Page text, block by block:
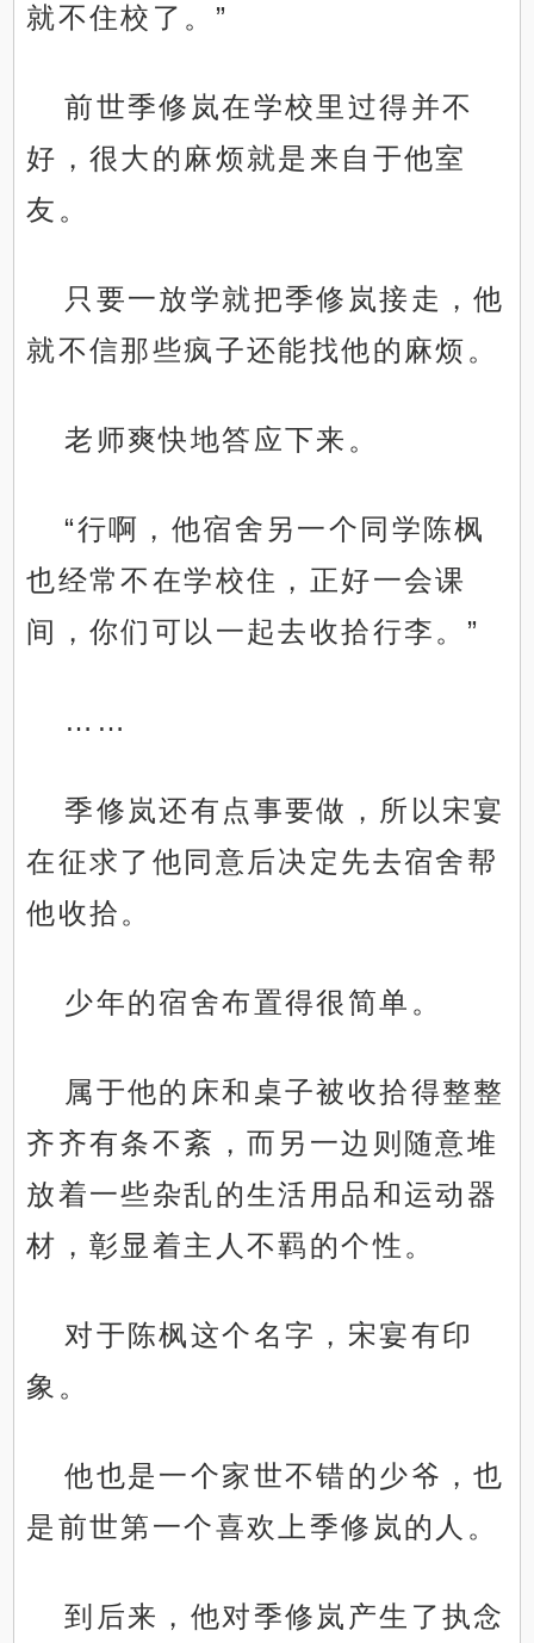
就不住校了。”
前世季修岚在学校里过得并不
好，很大的麻烦就是来自于他室
友。
只要一放学就把季修岚接走，他
就不信那些疯子还能找他的麻烦。
老师爽快地答应下来。
“行啊，他宿舍另一个同学陈枫
也经常不在学校住，正好一会课
间，你们可以一起去收拾行李。”
……
季修岚还有点事要做，所以宋宴
在征求了他同意后决定先去宿舍帮
他收拾。
少年的宿舍布置得很简单。
属于他的床和桌子被收拾得整整
齐齐有条不紊，而另一边则随意堆
放着一些杂乱的生活用品和运动器
材，彰显着主人不羁的个性。
对于陈枫这个名字，宋宴有印
象。
他也是一个家世不错的少爷，也
是前世第一个喜欢上季修岚的人。
到后来，他对季修岚产生了执念